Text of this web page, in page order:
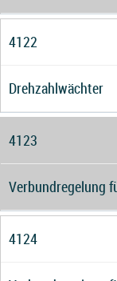
4122
Drehzahlwächter
4123
Verbundregelung
4124